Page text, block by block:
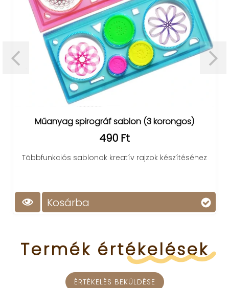
Műanyag spirográf sablon (3 korongos)
490 Ft
Többfunkciós sablonok kreatív rajzok készítéséhez
Kosárba
Termék értékelések
ÉRTÉKELÉS BEKÜLDÉSE